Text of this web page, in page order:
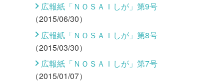
広報紙「ＮＯＳＡＩしが」第9号
（2015/06/30）
広報紙「ＮＯＳＡＩしが」第8号
（2015/03/30）
広報紙「ＮＯＳＡＩしが」第7号
（2015/01/07）